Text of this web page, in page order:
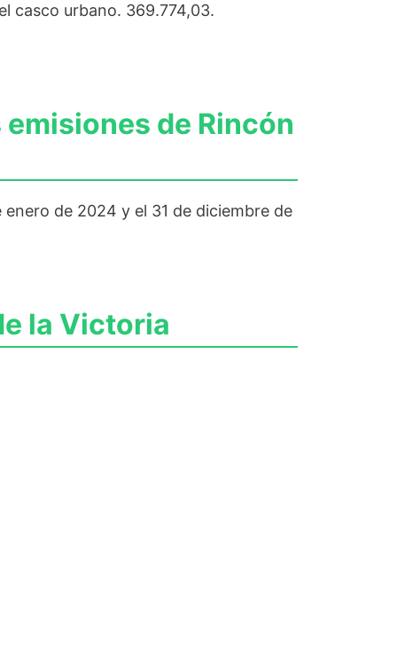
casco urbano. 369.774,03.
de Rincón
de 2024 y el 31 de diciembre de
la Victoria